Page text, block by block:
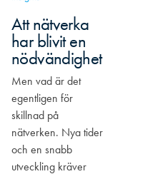
Att nätverka
har blivit en
nödvändighet
Men vad är det
egentligen för
skillnad på
nätverken. Nya tider
och en snabb
utveckling kräver